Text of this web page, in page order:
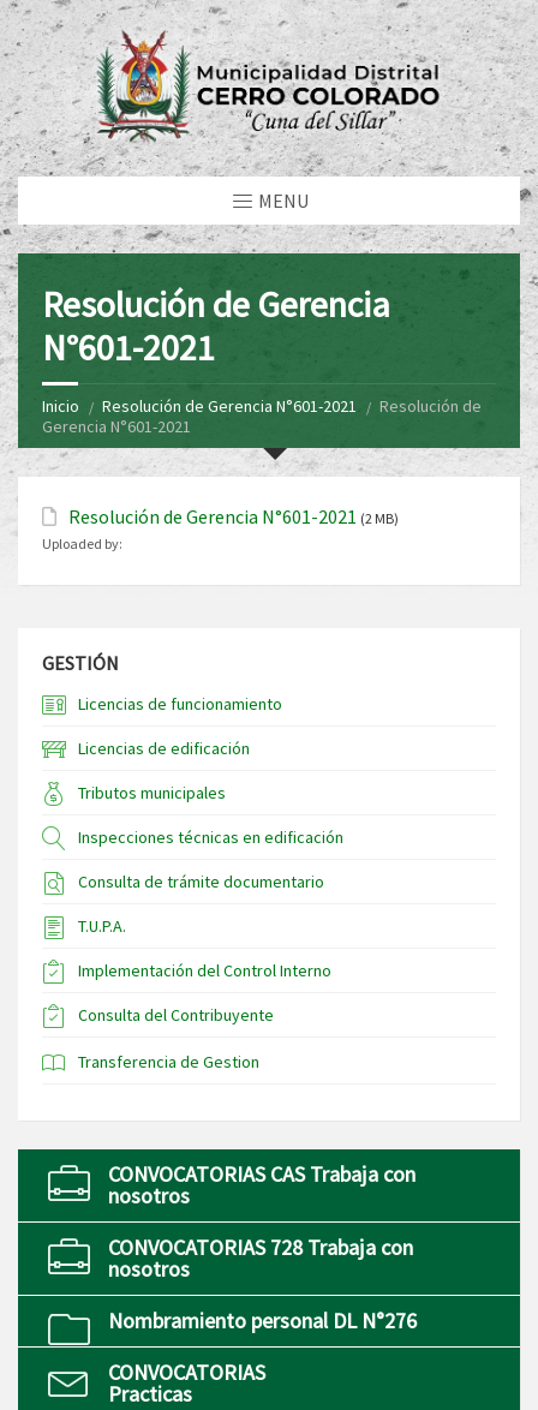
MENU
Resolución de Gerencia
N°601-2021
Inicio Resolución de Gerencia N°601-2021
Resolución de
Gerencia N°601-2021
Resolución de Gerencia N°601-2021 (2 MB)
Uploaded by:
GESTIÓN
Licencias de funcionamiento
Licencias de edificación
Tributos municipales
Inspecciones técnicas en edificación
Consulta de trámite documentario
T.U.P.A.
Implementación del Control Interno
Consulta del Contribuyente
Transferencia de Gestion
CONVOCATORIAS CAS Trabaja con
nosotros
CONVOCATORIAS 728 Trabaja con
nosotros
Nombramiento personal DL N°276
CONVOCATORIAS
Practicas